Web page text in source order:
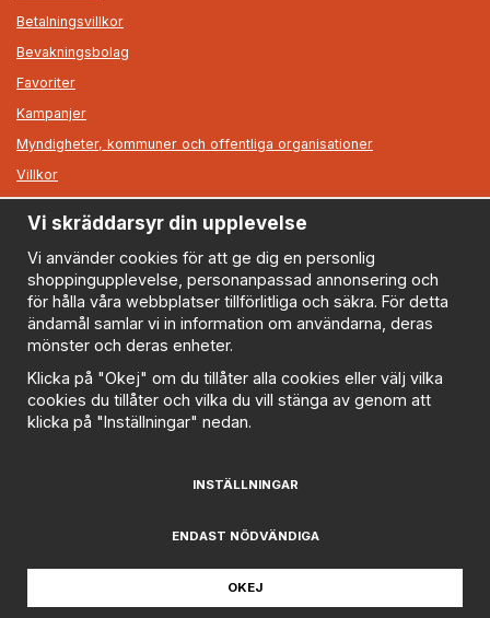
Betalningsvillkor
Bevakningsbolag
Favoriter
Kampanjer
Myndigheter, kommuner och offentliga organisationer
Villkor
Information
Om oss
Nyheter
Nyhetsbrev
Logga in
Om cookies
Cookie inställningar
Policy
De uppgifter du matar in kommer endast användas till våra nyhetsbrev.
Vi skräddarsyr din upplevelse
Vi använder cookies för att ge dig en personlig
shoppingupplevelse, personanpassad annonsering och
för hålla våra webbplatser tillförlitliga och säkra. För detta
ändamål samlar vi in information om användarna, deras
mönster och deras enheter.
Klicka på "Okej" om du tillåter alla cookies eller välj vilka
cookies du tillåter och vilka du vill stänga av genom att
klicka på "Inställningar" nedan.
INSTÄLLNINGAR
ENDAST NÖDVÄNDIGA
OKEJ